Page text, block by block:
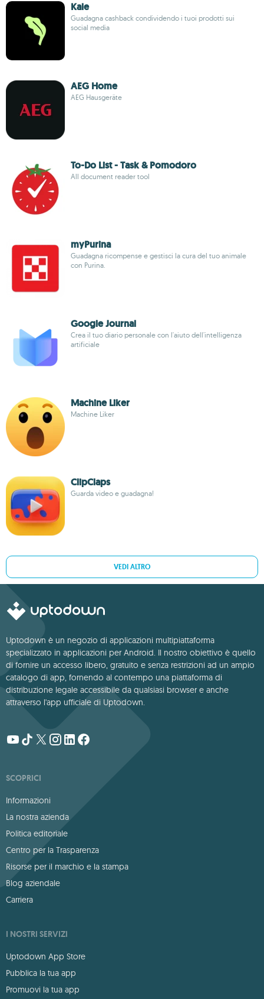
Kale
Guadagna cashback condividendo i tuoi prodotti sui
social media
AEG Home
AEG Hausgeräte
To-Do List - Task & Pomodoro
All document reader tool
myPurina
Guadagna ricompense e gestisci la cura del tuo animale
con Purina.
Google Journal
Crea il tuo diario personale con l'aiuto dell'intelligenza
artificiale
Machine Liker
Machine Liker
ClipClaps
Guarda video e guadagna!
VEDI ALTRO
Uptodown è un negozio di applicazioni multipiattaforma
specializzato in applicazioni per Android. Il nostro obiettivo è quello
di fornire un accesso libero, gratuito e senza restrizioni ad un ampio
catalogo di app, fornendo al contempo una piattaforma di
distribuzione legale accessibile da qualsiasi browser e anche
attraverso l'app ufficiale di Uptodown.
SCOPRICI
Informazioni
La nostra azienda
Politica editoriale
Centro per la Trasparenza
Risorse per il marchio e la stampa
Blog aziendale
Carriera
I NOSTRI SERVIZI
Uptodown App Store
Pubblica la tua app
Promuovi la tua app